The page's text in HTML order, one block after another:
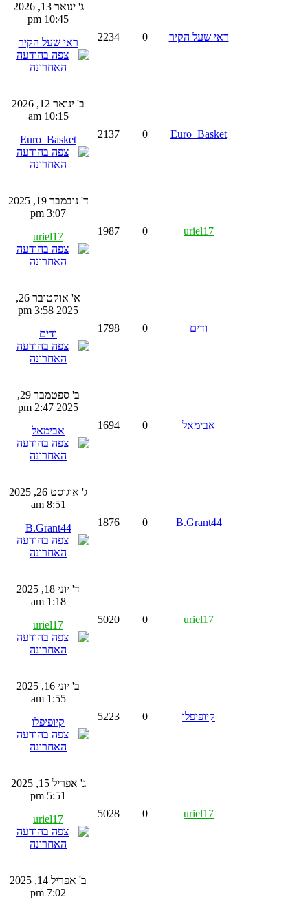
ראי שעל הקיר 0
2234
ג' ינואר 13, 2026
10:45 pm
ראי שעל הקיר
Euro_Basket
0
2137
ב' ינואר 12, 2026
10:15 am
Euro_Basket
uriel17
0
1987
ד' נובמבר 19, 2025
3:07 pm
uriel17
ודים 0
1798
א' אוקטובר 26,
2025 3:58 pm
ודים
אבימאל 0
1694
ב' ספטמבר 29,
2025 2:47 pm
אבימאל
B.Grant44
0
1876
ג' אוגוסט 26, 2025
8:51 am
B.Grant44
uriel17
0
5020
ד' יוני 18, 2025
1:18 am
uriel17
קיופיפלו 0
5223
ב' יוני 16, 2025
1:55 am
קיופיפלו
uriel17
0
5028
ג' אפריל 15, 2025
5:51 pm
uriel17
ב' אפריל 14, 2025
7:02 pm